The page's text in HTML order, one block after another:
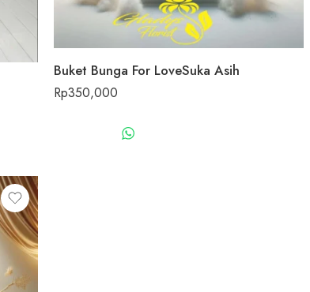
Buket Bunga For LoveSuka Asih
Rp350,000